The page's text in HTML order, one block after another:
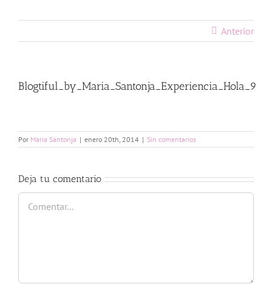
Anterior
Blogtiful_by_Maria_Santonja_Experiencia_Hola_9
Por Maria Santonja | enero 20th, 2014 | Sin comentarios
Deja tu comentario
Comentar